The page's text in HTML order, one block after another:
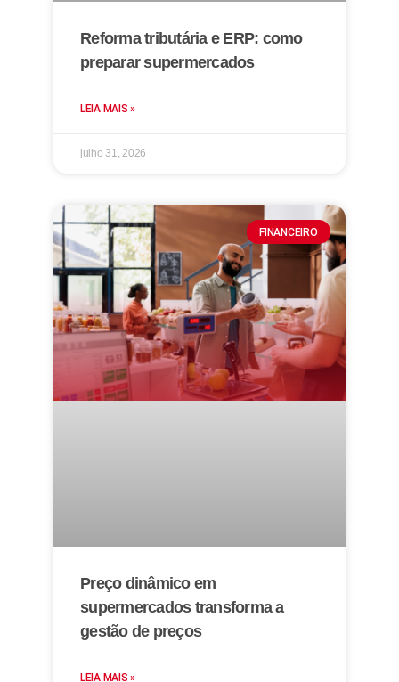
Reforma tributária e ERP: como
preparar supermercados
LEIA MAIS »
julho 31, 2026
FINANCEIRO
Preço dinâmico em
supermercados transforma a
gestão de preços
LEIA MAIS »